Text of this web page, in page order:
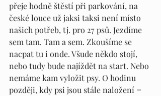
přeje hodně štěstí při parkování, na
české louce už jaksi taksi není místo
našich potřeb, tj. pro 27 psů. Jezdíme
sem tam. Tam a sem. Zkoušíme se
nacpat tu i onde. Všude někdo stojí,
nebo tudy bude najíždět na start. Nebo
nemáme kam vyložit psy. O hodinu
později, kdy psi jsou stále naložení =